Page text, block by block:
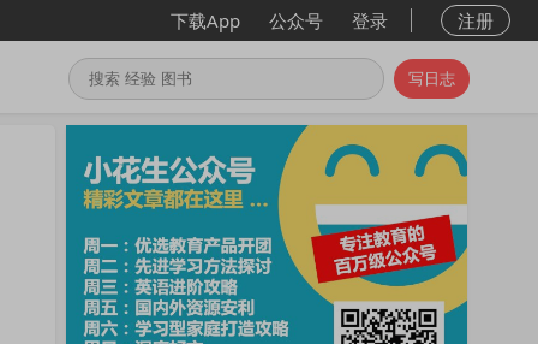
下载App 公众号 登录 注册
写日志